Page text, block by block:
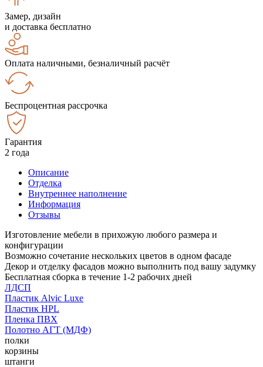
Замер, дизайн
и доставка бесплатно
Оплата наличными, безналичный расчёт
Беспроцентная рассрочка
Гарантия
2 года
Описание
Отделка
Внутреннее наполнение
Информация
Отзывы
Изготовление мебели в прихожую любого размера и
конфигурации
Возможно сочетание нескольких цветов в одном фасаде
Декор и отделку фасадов можно выполнить под вашу задумку
Бесплатная сборка в течение 1-2 рабочих дней
ЛДСП
Пластик Alvic Luxe
Пластик HPL
Пленка ПВХ
Полотно АГТ (МДФ)
полки
корзины
штанги